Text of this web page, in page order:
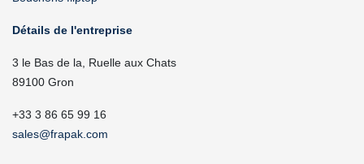
Détails de l'entreprise
3 le Bas de la, Ruelle aux Chats
89100 Gron
+33 3 86 65 99 16
sales@frapak.com